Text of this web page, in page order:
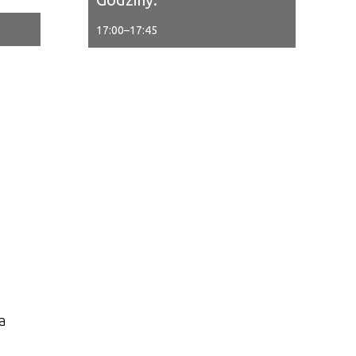
17:00–17:45